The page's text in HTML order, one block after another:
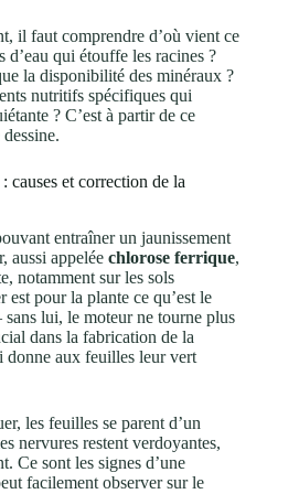
il faut comprendre d’où vient ce
d’eau qui étouffe les racines ?
la disponibilité des minéraux ?
nutritifs spécifiques qui
? C’est à partir de ce
causes et correction de la
entraîner un jaunissement
aussi appelée chlorose ferrique,
notamment sur les sols
est pour la plante ce qu’est le
lui, le moteur ne tourne plus
dans la fabrication de la
aux feuilles leur vert
les feuilles se parent d’un
nervures restent verdoyantes,
Ce sont les signes d’une
facilement observer sur le